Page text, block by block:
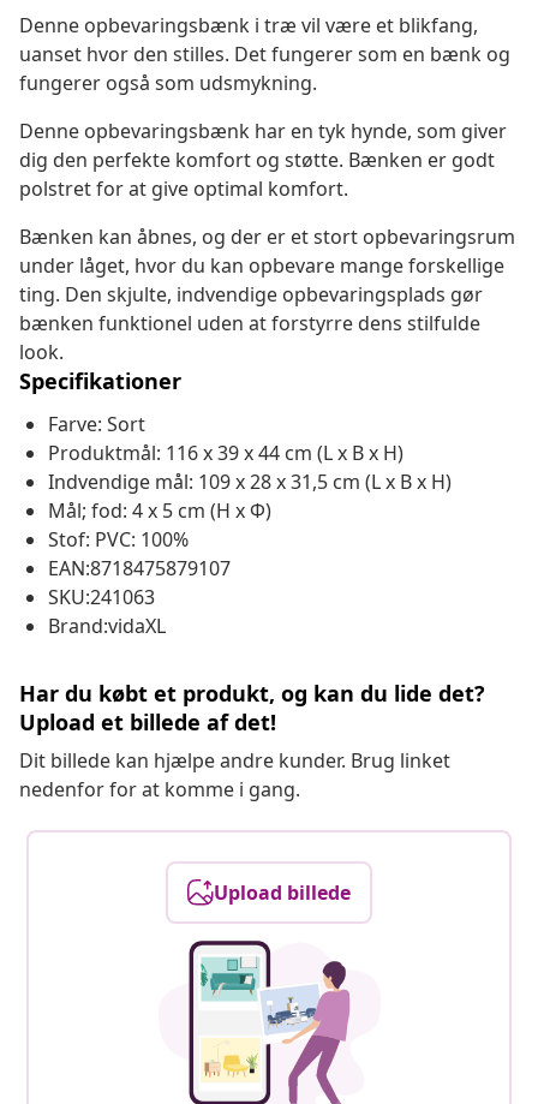
Denne opbevaringsbænk i træ vil være et blikfang,
uanset hvor den stilles. Det fungerer som en bænk og
fungerer også som udsmykning.
Denne opbevaringsbænk har en tyk hynde, som giver
dig den perfekte komfort og støtte. Bænken er godt
polstret for at give optimal komfort.
Bænken kan åbnes, og der er et stort opbevaringsrum
under låget, hvor du kan opbevare mange forskellige
ting. Den skjulte, indvendige opbevaringsplads gør
bænken funktionel uden at forstyrre dens stilfulde
look.
Specifikationer
Farve: Sort
Produktmål: 116 x 39 x 44 cm (L x B x H)
Indvendige mål: 109 x 28 x 31,5 cm (L x B x H)
Mål; fod: 4 x 5 cm (H x Φ)
Stof: PVC: 100%
EAN:8718475879107
SKU:241063
Brand:vidaXL
Har du købt et produkt, og kan du lide det?
Upload et billede af det!
Dit billede kan hjælpe andre kunder. Brug linket
nedenfor for at komme i gang.
Upload billede